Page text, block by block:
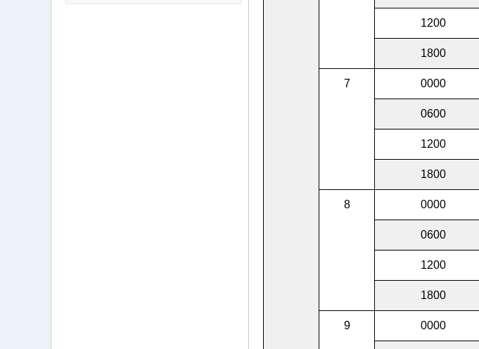
1200
1800
7 0000
0600
1200
1800
8 0000
0600
1200
1800
9 0000